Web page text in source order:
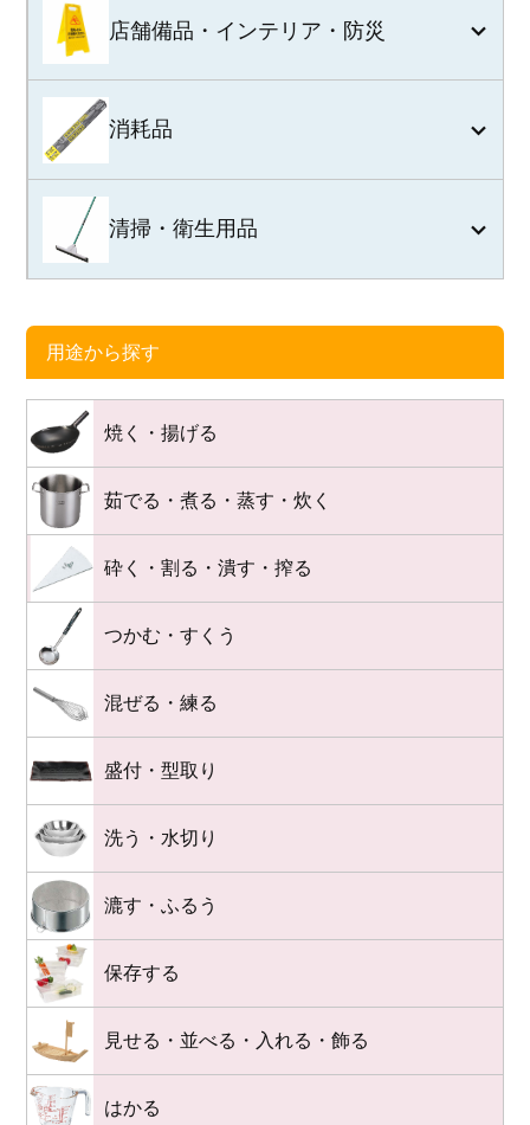
店舗備品・インテリア・防災
消耗品
清掃・衛生用品
用途から探す
焼く・揚げる
茹でる・煮る・蒸す・炊く
砕く・割る・潰す・搾る
つかむ・すくう
混ぜる・練る
盛付・型取り
洗う・水切り
漉す・ふるう
保存する
見せる・並べる・入れる・飾る
はかる